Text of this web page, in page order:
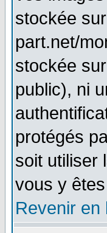
stockée
part.net/
stockée
public), ni
protégés
soit utiliser
vous y
Revenir en